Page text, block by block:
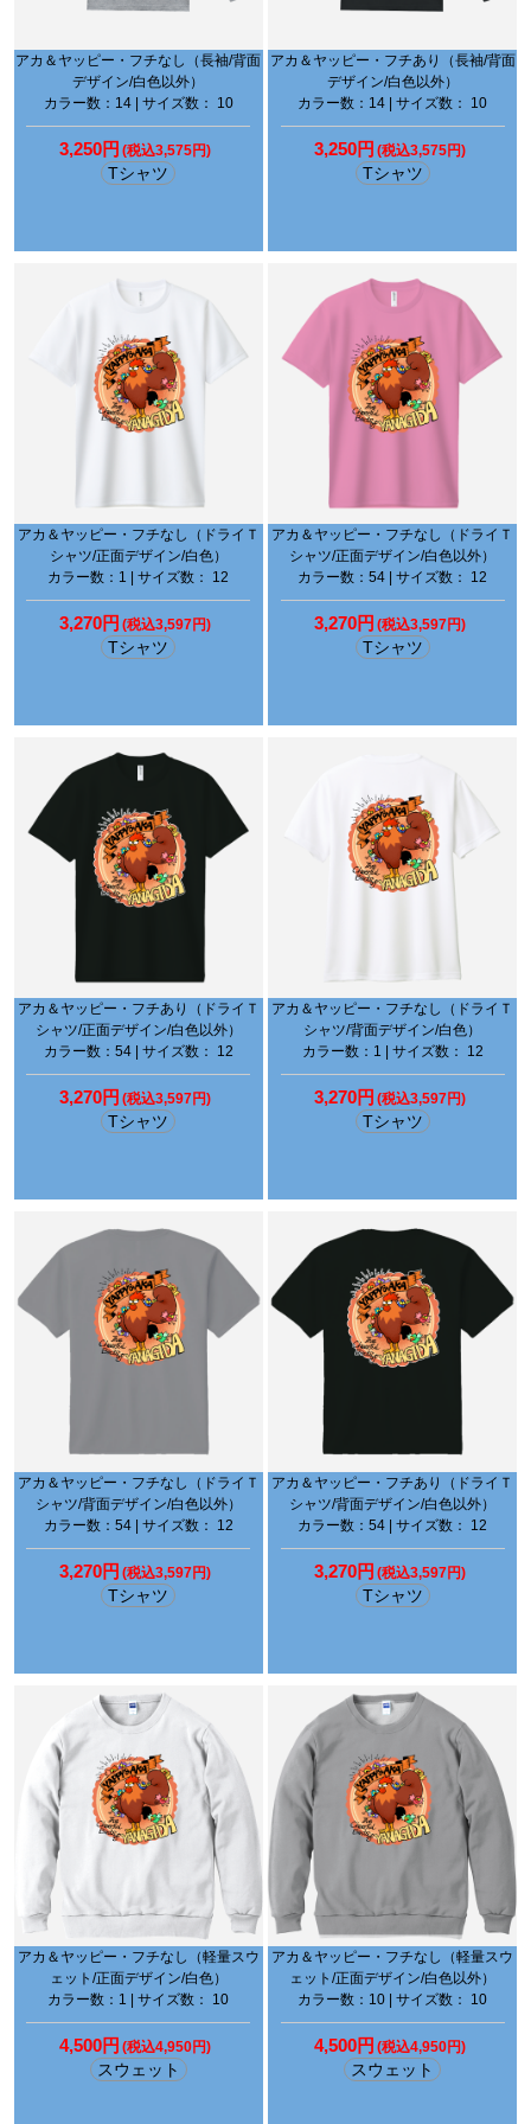
アカ＆ヤッピー・フチなし（長袖/背面
デザイン/白色以外）
カラー数：14 | サイズ数： 10
3,250円 (税込3,575円)
Tシャツ
アカ＆ヤッピー・フチあり（長袖/背面
デザイン/白色以外）
カラー数：14 | サイズ数： 10
3,250円 (税込3,575円)
Tシャツ
アカ＆ヤッピー・フチなし（ドライＴ
シャツ/正面デザイン/白色）
カラー数：1 | サイズ数： 12
3,270円 (税込3,597円)
Tシャツ
アカ＆ヤッピー・フチなし（ドライＴ
シャツ/正面デザイン/白色以外）
カラー数：54 | サイズ数： 12
3,270円 (税込3,597円)
Tシャツ
アカ＆ヤッピー・フチあり（ドライＴ
シャツ/正面デザイン/白色以外）
カラー数：54 | サイズ数： 12
3,270円 (税込3,597円)
Tシャツ
アカ＆ヤッピー・フチなし（ドライＴ
シャツ/背面デザイン/白色）
カラー数：1 | サイズ数： 12
3,270円 (税込3,597円)
Tシャツ
アカ＆ヤッピー・フチなし（ドライＴ
シャツ/背面デザイン/白色以外）
カラー数：54 | サイズ数： 12
3,270円 (税込3,597円)
Tシャツ
アカ＆ヤッピー・フチあり（ドライＴ
シャツ/背面デザイン/白色以外）
カラー数：54 | サイズ数： 12
3,270円 (税込3,597円)
Tシャツ
アカ＆ヤッピー・フチなし（軽量スウ
ェット/正面デザイン/白色）
カラー数：1 | サイズ数： 10
4,500円 (税込4,950円)
スウェット
アカ＆ヤッピー・フチなし（軽量スウ
ェット/正面デザイン/白色以外）
カラー数：10 | サイズ数： 10
4,500円 (税込4,950円)
スウェット